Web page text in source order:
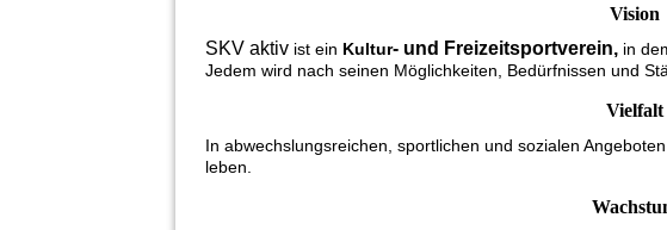
Vision
SKV aktiv ist ein Kultur- und Freizeitsportverein, in
Jedem wird nach seinen Möglichkeiten, Bedürfnissen und
Vielfalt
In abwechslungsreichen, sportlichen und sozialen
leben.